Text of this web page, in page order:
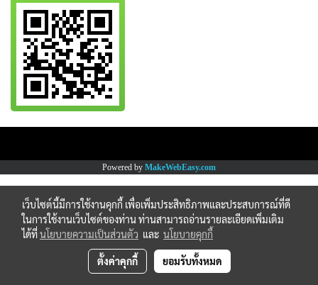
Powered by MakeWebEasy.com
เว็บไซต์นี้มีการใช้งานคุกกี้ เพื่อเพิ่มประสิทธิภาพและประสบการณ์ที่ดี
ในการใช้งานเว็บไซต์ของท่าน ท่านสามารถอ่านรายละเอียดเพิ่มเติม
ได้ที่นโยบายความเป็นส่วนตัว และ นโยบายคุกกี้
ตั้งค่าคุกกี้ ยอมรับทั้งหมด